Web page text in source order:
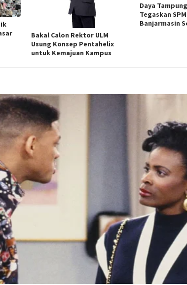
Bakal Calon Rektor ULM
Usung Konsep Pentahelix
untuk Kemajuan Kampus
Daya
Tegaskan
Banjarmasin